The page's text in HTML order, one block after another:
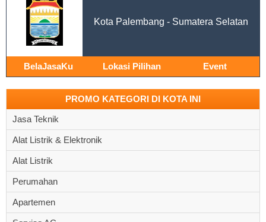
Kota Palembang - Sumatera Selatan
BelaJasaKu Lokasi Pilihan Event
PROMO KATEGORI DI KOTA INI
Jasa Teknik
Alat Listrik & Elektronik
Alat Listrik
Perumahan
Apartemen